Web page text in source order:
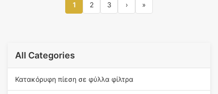
1 2 3 › »
All Categories
Κατακόρυφη πίεση σε φύλλα φίλτρα